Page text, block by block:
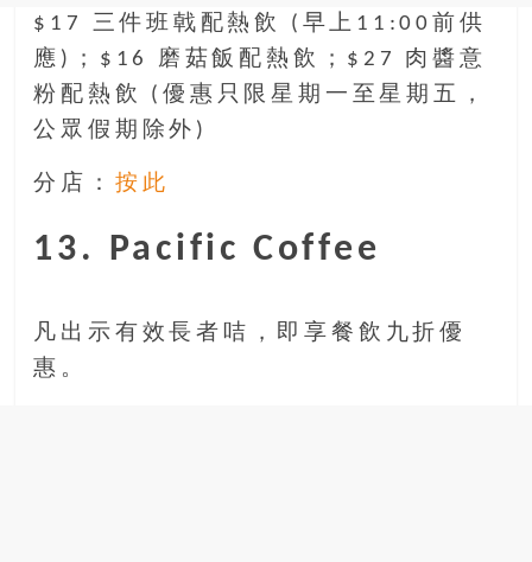
$17 三件班戟配熱飲 (早上11:00前供
應)；$16 磨菇飯配熱飲；$27 肉醬意
粉配熱飲 (優惠只限星期一至星期五，
公眾假期除外)
分店： 按此
13. Pacific Coffee
凡出示有效長者咭，即享餐飲九折優
惠。